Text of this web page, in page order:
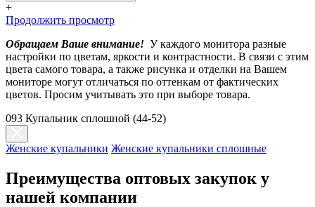
+
Продолжить просмотр
Обращаем Ваше внимание! У каждого монитора разные
настройки по цветам, яркости и контрастности. В связи с этим
цвета самого товара, а также рисунка и отделки на Вашем
мониторе могут отличаться по оттенкам от фактических
цветов. Просим учитывать это при выборе товара.
093 Купальник сплошной (44-52)
Женские купальники Женские купальники сплошные
Преимущества оптовых закупок у
нашей компании